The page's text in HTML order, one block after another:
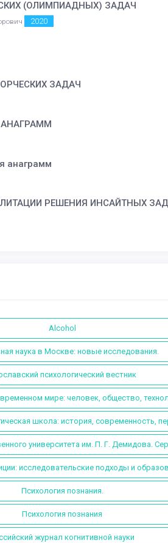
(ОЛИМПИАДНЫХ) ЗАДАЧ
2020
ЗАДАЧ
анаграмм
РЕШЕНИЯ ИНСАЙТНЫХ
Alcohol
наука в Москве: новые исследования.
психологический вестник
мире: человек, общество,
школа: история, современность,
университета им. П. Г. Демидова.
исследовательские подходы и
Психология познания.
Психология познания
журнал когнитивной науки